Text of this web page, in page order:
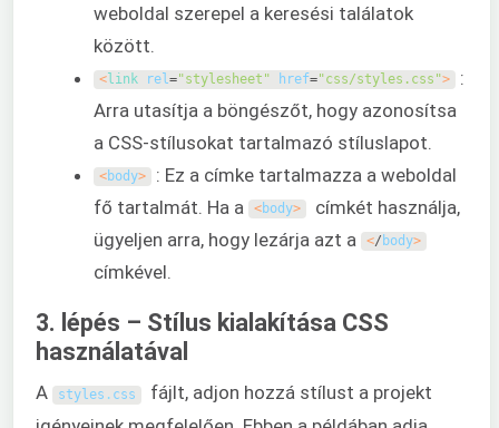
weboldal szerepel a keresési találatok
között.
<link rel="stylesheet" href="css/styles.css"> :
Arra utasítja a böngészőt, hogy azonosítsa
a CSS-stílusokat tartalmazó stíluslapot.
<body> : Ez a címke tartalmazza a weboldal
fő tartalmát. Ha a
<body> címkét használja,
ügyeljen arra, hogy lezárja azt a
</ body>
címkével.
3. lépés – Stílus kialakítása CSS
használatával
A styles . css fájlt, adjon hozzá stílust a projekt